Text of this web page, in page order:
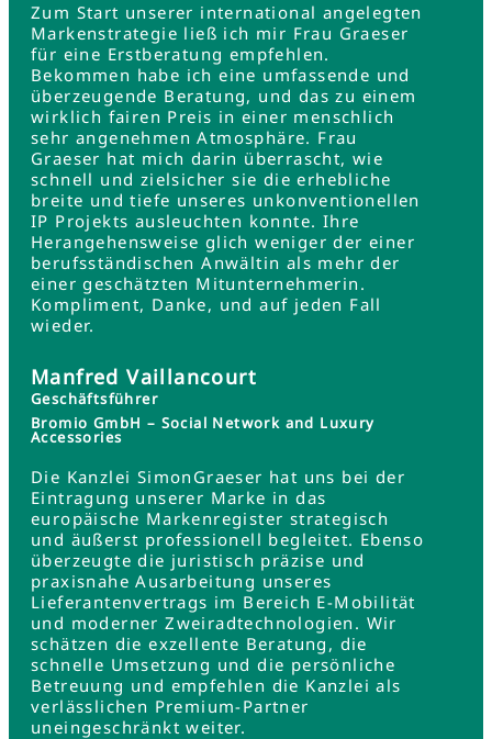
Zum Start unserer international angelegten
Markenstrategie ließ ich mir Frau Graeser
für eine Erstberatung empfehlen.
Bekommen habe ich eine umfassende und
überzeugende Beratung, und das zu einem
wirklich fairen Preis in einer menschlich
sehr angenehmen Atmosphäre. Frau
Graeser hat mich darin überrascht, wie
schnell und zielsicher sie die erhebliche
breite und tiefe unseres unkonventionellen
IP Projekts ausleuchten konnte. Ihre
Herangehensweise glich weniger der einer
berufsständischen Anwältin als mehr der
einer geschätzten Mitunternehmerin.
Kompliment, Danke, und auf jeden Fall
wieder.
Manfred Vaillancourt
Geschäftsführer
Bromio GmbH – Social Network and Luxury
Accessories
Die Kanzlei SimonGraeser hat uns bei der
Eintragung unserer Marke in das
europäische Markenregister strategisch
und äußerst professionell begleitet. Ebenso
überzeugte die juristisch präzise und
praxisnahe Ausarbeitung unseres
Lieferantenvertrags im Bereich E-Mobilität
und moderner Zweiradtechnologien. Wir
schätzen die exzellente Beratung, die
schnelle Umsetzung und die persönliche
Betreuung und empfehlen die Kanzlei als
verlässlichen Premium-Partner
uneingeschränkt weiter.